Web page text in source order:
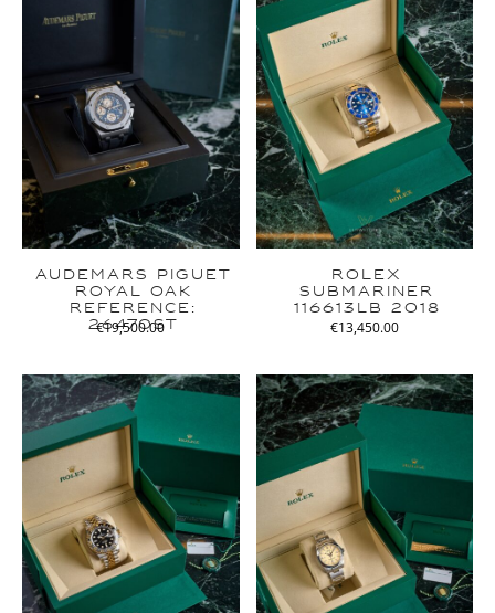
AUDEMARS PIGUET
ROYAL OAK
REFERENCE:
26470ST
€19,500.00
ROLEX
SUBMARINER
116613LB 2018
€13,450.00